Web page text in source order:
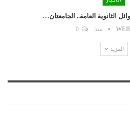
الثانوية العامة.. الجامعتان…
منذ
المزيد